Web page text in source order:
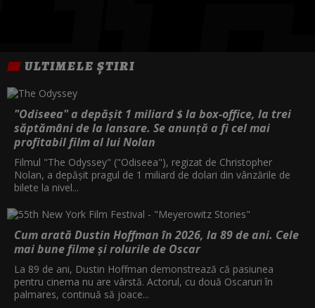
ULTIMELE ȘTIRI
"Odiseea" a depășit 1 miliard $ la box-office, la trei
săptămâni de la lansare. Se anunță a fi cel mai
profitabil film al lui Nolan
Filmul "The Odyssey" ("Odiseea"), regizat de Christopher
Nolan, a depăşit pragul de 1 miliard de dolari din vânzările de
bilete la nivel...
Cum arată Dustin Hoffman în 2026, la 89 de ani. Cele
mai bune filme și rolurile de Oscar
La 89 de ani, Dustin Hoffman demonstrează că pasiunea
pentru cinema nu are vârstă. Actorul, cu două Oscaruri în
palmares, continuă să joace...